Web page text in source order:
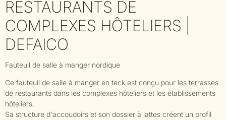
RESTAURANTS DE
COMPLEXES HÔTELIERS |
DEFAICO
Fauteuil de salle à manger nordique
Ce fauteuil de salle à manger en teck est conçu pour les terrasses
de restaurants dans les complexes hôteliers et les établissements
hôteliers.
Sa structure d'accoudoirs et son dossier à lattes créent un profil